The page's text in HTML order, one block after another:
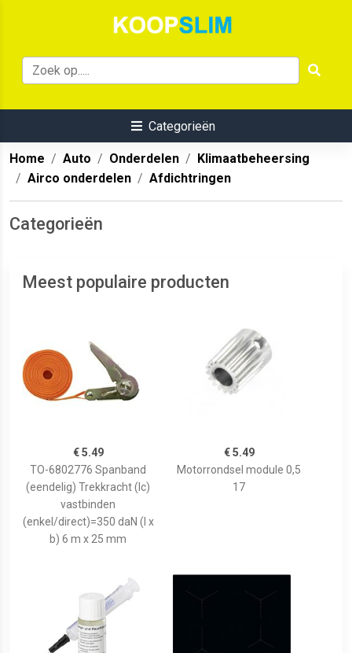
Categorieën
Home Auto Onderdelen
Klimaatbeheersing
Airco onderdelen
Afdichtringen
Categorieën
Meest populaire producten
€ 5.49
TO-6802776 Spanband
(eendelig) Trekkracht (lc)
vastbinden
(enkel/direct)=350 daN (l x
b) 6 m x 25 mm
€ 5.49
Motorrondsel module 0,5
17